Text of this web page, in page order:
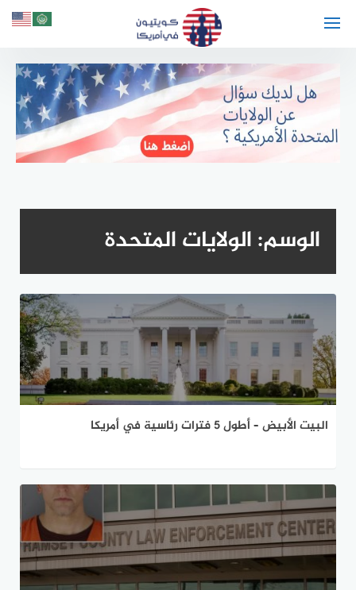
الوسم:الولايات المتحدة
البيت الأبيض – أطول 5 فترات رئاسية في أمريكا